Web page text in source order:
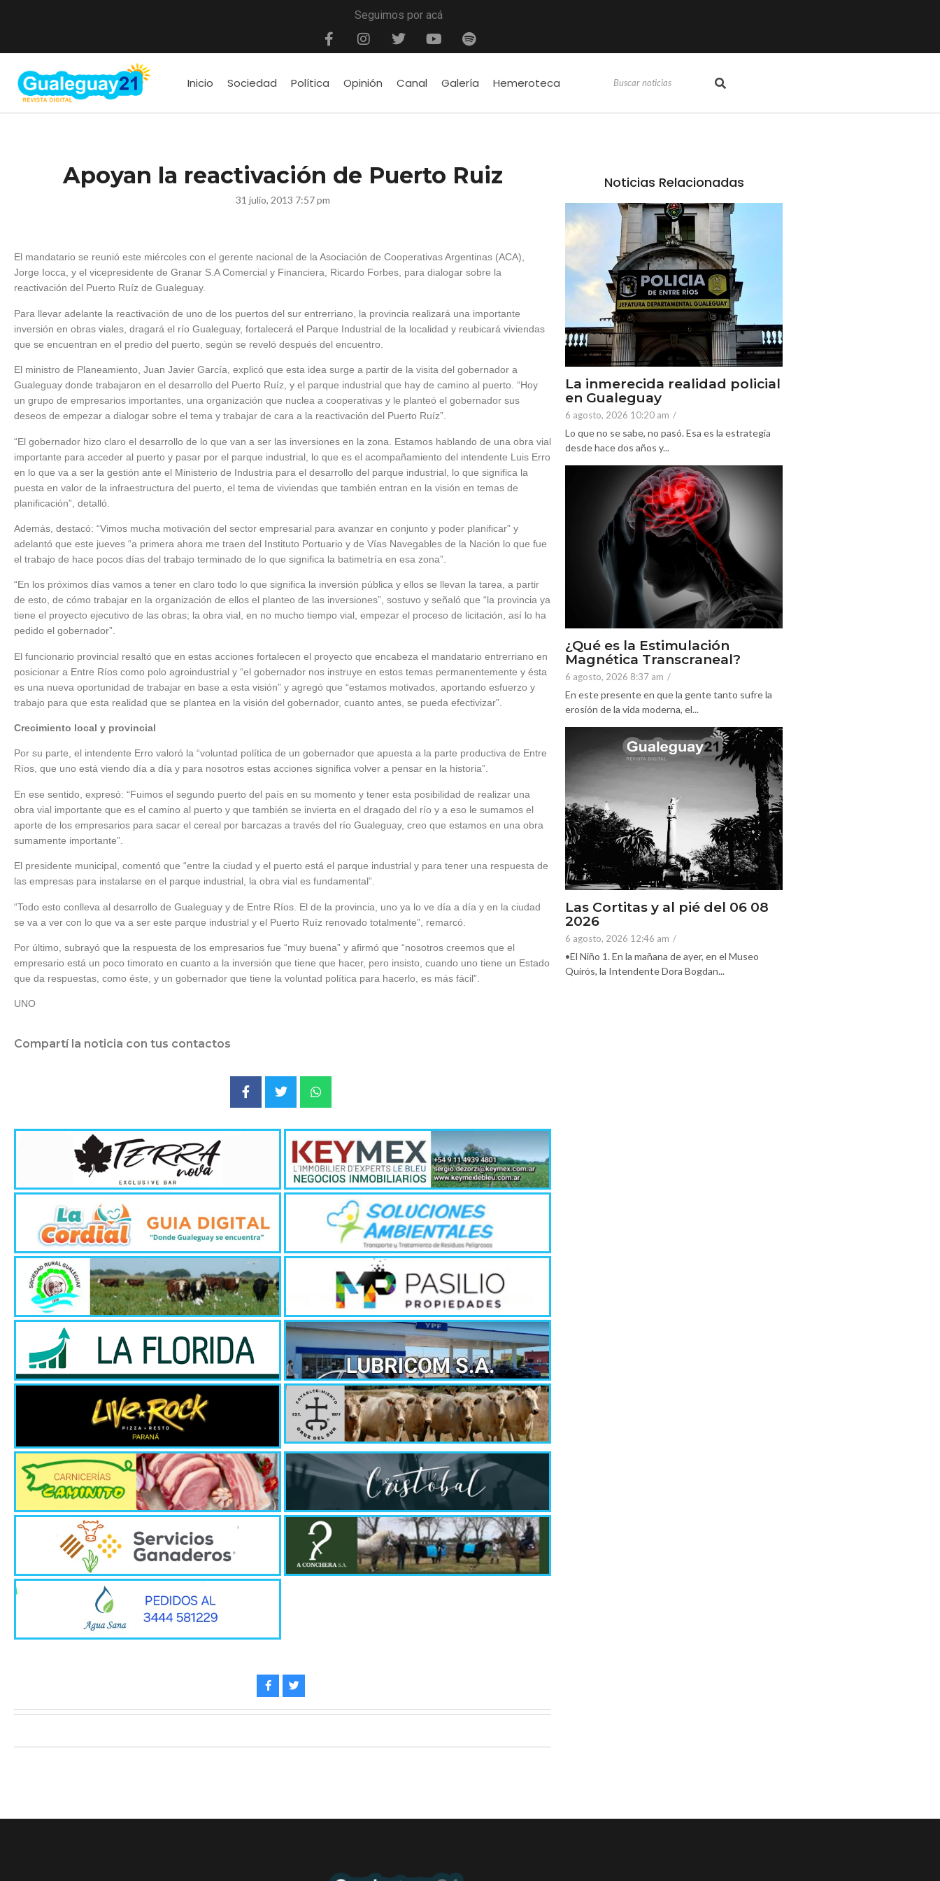
Seguimos por acá
Inicio Sociedad Política Opinión Canal Galería Hemeroteca
Apoyan la reactivación de Puerto Ruiz
31 julio, 2013 7:57 pm
El mandatario se reunió este miércoles con el gerente nacional de la Asociación de Cooperativas Argentinas (ACA),
Jorge Iocca, y el vicepresidente de Granar S.A Comercial y Financiera, Ricardo Forbes, para dialogar sobre la
reactivación del Puerto Ruíz de Gualeguay.
Para llevar adelante la reactivación de uno de los puertos del sur entrerriano, la provincia realizará una importante
inversión en obras viales, dragará el río Gualeguay, fortalecerá el Parque Industrial de la localidad y reubicará viviendas
que se encuentran en el predio del puerto, según se reveló después del encuentro.
El ministro de Planeamiento, Juan Javier García, explicó que esta idea surge a partir de la visita del gobernador a
Gualeguay donde trabajaron en el desarrollo del Puerto Ruíz, y el parque industrial que hay de camino al puerto. “Hoy
un grupo de empresarios importantes, una organización que nuclea a cooperativas y le planteó el gobernador sus
deseos de empezar a dialogar sobre el tema y trabajar de cara a la reactivación del Puerto Ruíz”.
“El gobernador hizo claro el desarrollo de lo que van a ser las inversiones en la zona. Estamos hablando de una obra vial
importante para acceder al puerto y pasar por el parque industrial, lo que es el acompañamiento del intendente Luis Erro
en lo que va a ser la gestión ante el Ministerio de Industria para el desarrollo del parque industrial, lo que significa la
puesta en valor de la infraestructura del puerto, el tema de viviendas que también entran en la visión en temas de
planificación”, detalló.
Además, destacó: “Vimos mucha motivación del sector empresarial para avanzar en conjunto y poder planificar” y
adelantó que este jueves “a primera ahora me traen del Instituto Portuario y de Vías Navegables de la Nación lo que fue
el trabajo de hace pocos días del trabajo terminado de lo que significa la batimetría en esa zona”.
“En los próximos días vamos a tener en claro todo lo que significa la inversión pública y ellos se llevan la tarea, a partir
de esto, de cómo trabajar en la organización de ellos el planteo de las inversiones”, sostuvo y señaló que “la provincia ya
tiene el proyecto ejecutivo de las obras; la obra vial, en no mucho tiempo vial, empezar el proceso de licitación, así lo ha
pedido el gobernador”.
El funcionario provincial resaltó que en estas acciones fortalecen el proyecto que encabeza el mandatario entrerriano en
posicionar a Entre Ríos como polo agroindustrial y “el gobernador nos instruye en estos temas permanentemente y ésta
es una nueva oportunidad de trabajar en base a esta visión” y agregó que “estamos motivados, aportando esfuerzo y
trabajo para que esta realidad que se plantea en la visión del gobernador, cuanto antes, se pueda efectivizar”.
Crecimiento local y provincial
Por su parte, el intendente Erro valoró la “voluntad política de un gobernador que apuesta a la parte productiva de Entre
Ríos, que uno está viendo día a día y para nosotros estas acciones significa volver a pensar en la historia”.
En ese sentido, expresó: “Fuimos el segundo puerto del país en su momento y tener esta posibilidad de realizar una
obra vial importante que es el camino al puerto y que también se invierta en el dragado del río y a eso le sumamos el
aporte de los empresarios para sacar el cereal por barcazas a través del río Gualeguay, creo que estamos en una obra
sumamente importante”.
El presidente municipal, comentó que “entre la ciudad y el puerto está el parque industrial y para tener una respuesta de
las empresas para instalarse en el parque industrial, la obra vial es fundamental”.
“Todo esto conlleva al desarrollo de Gualeguay y de Entre Ríos. El de la provincia, uno ya lo ve día a día y en la ciudad
se va a ver con lo que va a ser este parque industrial y el Puerto Ruíz renovado totalmente”, remarcó.
Por último, subrayó que la respuesta de los empresarios fue “muy buena” y afirmó que “nosotros creemos que el
empresario está un poco timorato en cuanto a la inversión que tiene que hacer, pero insisto, cuando uno tiene un Estado
que da respuestas, como éste, y un gobernador que tiene la voluntad política para hacerlo, es más fácil”.
UNO
Compartí la noticia con tus contactos
Noticias Relacionadas
La inmerecida realidad policial
en Gualeguay
6 agosto, 2026 10:20 am /
Lo que no se sabe, no pasó. Esa es la estrategia
desde hace dos años y...
¿Qué es la Estimulación
Magnética Transcraneal?
6 agosto, 2026 8:37 am /
En este presente en que la gente tanto sufre la
erosión de la vida moderna, el...
Las Cortitas y al pié del 06 08
2026
6 agosto, 2026 12:46 am /
•El Niño 1. En la mañana de ayer, en el Museo
Quirós, la Intendente Dora Bogdan...